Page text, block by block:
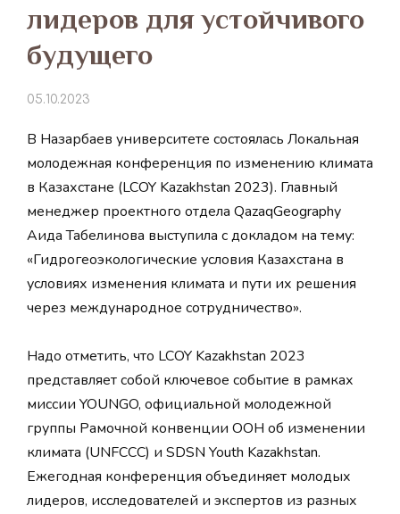
лидеров для устойчивого
будущего
05.10.2023
В Назарбаев университете состоялась Локальная
молодежная конференция по изменению климата
в Казахстане (LCOY Kazakhstan 2023). Главный
менеджер проектного отдела QazaqGeography
Аида Табелинова выступила с докладом на тему:
«Гидрогеоэкологические условия Казахстана в
условиях изменения климата и пути их решения
через международное сотрудничество».
Надо отметить, что LCOY Kazakhstan 2023
представляет собой ключевое событие в рамках
миссии YOUNGO, официальной молодежной
группы Рамочной конвенции ООН об изменении
климата (UNFCCC) и SDSN Youth Kazakhstan.
Ежегодная конференция объединяет молодых
лидеров, исследователей и экспертов из разных